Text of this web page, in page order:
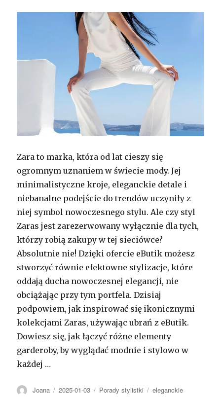
Zara to marka, która od lat cieszy się
ogromnym uznaniem w świecie mody. Jej
minimalistyczne kroje, eleganckie detale i
niebanalne podejście do trendów uczyniły z
niej symbol nowoczesnego stylu. Ale czy styl
Zaras jest zarezerwowany wyłącznie dla tych,
którzy robią zakupy w tej sieciówce?
Absolutnie nie! Dzięki ofercie eButik możesz
stworzyć równie efektowne stylizacje, które
oddają ducha nowoczesnej elegancji, nie
obciążając przy tym portfela. Dzisiaj
podpowiem, jak inspirować się ikonicznymi
kolekcjami Zaras, używając ubrań z eButik.
Dowiesz się, jak łączyć różne elementy
garderoby, by wyglądać modnie i stylowo w
każdej …
Autor
Joana Opublikowano
2025-01-03 Kategorie
Porady stylistki Tagi
eleganckie